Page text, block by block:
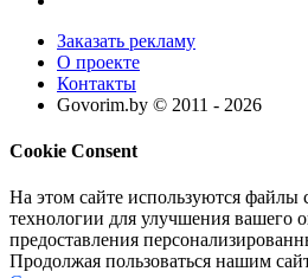
Заказать рекламу
О проекте
Контакты
Govorim.by © 2011 - 2026
Cookie Consent
На этом сайте используются файлы
технологии для улучшения вашего
предоставления
Продолжая пользоваться нашим